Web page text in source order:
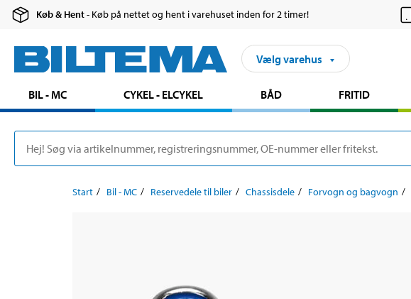
Køb & Hent- Køb på nettet og hent i varehuset inden for 2 timer!
Vælg varehus
BIL - MC CYKEL - ELCYKEL BÅD FRITID
Start Bil - MC Reservedele til biler Chassisdele Forvogn og bagvogn